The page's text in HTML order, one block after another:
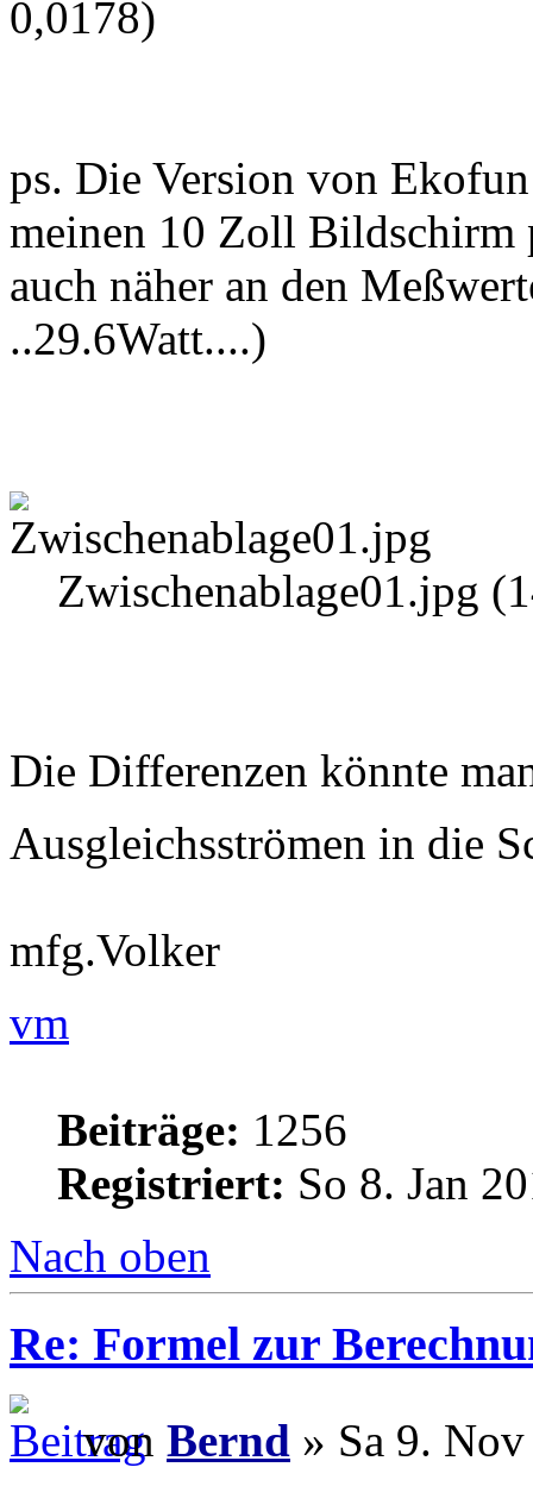
0,0178)
ps. Die Version von
meinen 10 Zoll Bildschirm
auch näher an den
..29.6Watt....)
Zwischenablage01.jpg
Die Differenzen könnte
Ausgleichsströmen in die
mfg.Volker
vm
Beiträge: 1256
Registriert: So 8. Jan
Nach oben
Re: Formel zur
von Bernd » Sa 9.